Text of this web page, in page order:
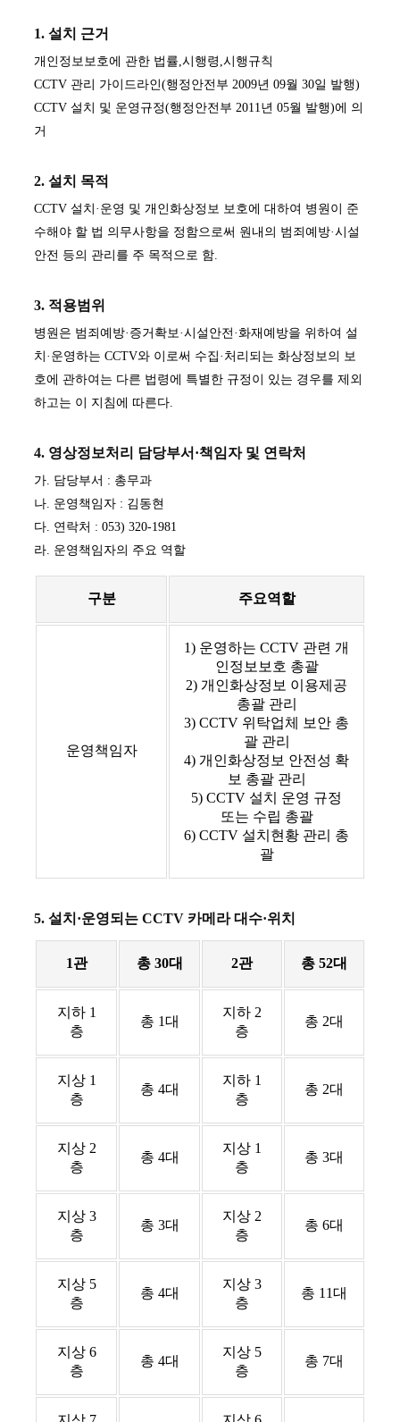
1. 설치 근거
개인정보보호에 관한 법률,시행령,시행규칙
CCTV 관리 가이드라인(행정안전부 2009년 09월 30일 발행)
CCTV 설치 및 운영규정(행정안전부 2011년 05월 발행)에 의
거
2. 설치 목적
CCTV 설치·운영 및 개인화상정보 보호에 대하여 병원이 준
수해야 할 법 의무사항을 정함으로써 원내의 범죄예방·시설
안전 등의 관리를 주 목적으로 함.
3. 적용범위
병원은 범죄예방·증거확보·시설안전·화재예방을 위하여 설
치·운영하는 CCTV와 이로써 수집·처리되는 화상정보의 보
호에 관하여는 다른 법령에 특별한 규정이 있는 경우를 제외
하고는 이 지침에 따른다.
4. 영상정보처리 담당부서·책임자 및 연락처
가. 담당부서 : 총무과
나. 운영책임자 : 김동현
다. 연락처 : 053) 320-1981
라. 운영책임자의 주요 역할
구분 주요역할
운영책임자
1) 운영하는 CCTV 관련 개
인정보보호 총괄
2) 개인화상정보 이용제공
총괄 관리
3) CCTV 위탁업체 보안 총
괄 관리
4) 개인화상정보 안전성 확
보 총괄 관리
5) CCTV 설치 운영 규정
또는 수립 총괄
6) CCTV 설치현황 관리 총
괄
5. 설치·운영되는 CCTV 카메라 대수·위치
1관 총 30대 2관 총 52대
지하 1
층
총 1대
지하 2
층
총 2대
지상 1
층
총 4대
지하 1
층
총 2대
지상 2
층
총 4대
지상 1
층
총 3대
지상 3
층
총 3대
지상 2
층
총 6대
지상 5
층
총 4대
지상 3
층
총 11대
지상 6
층
총 4대
지상 5
층
총 7대